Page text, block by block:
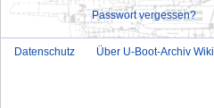
Passwort vergessen?
Datenschutz Über U-Boot-Archiv Wiki